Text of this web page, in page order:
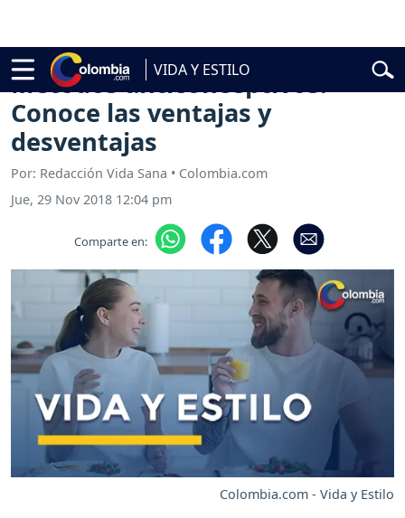
VIDA Y ESTILO
de la Espriella Vuelta a Colombia
Métodos anticonceptivos:
Conoce las ventajas y
desventajas
Por: Redacción Vida Sana • Colombia.com
Jue, 29 Nov 2018 12:04 pm
Comparte en:
Colombia.com - Vida y Estilo